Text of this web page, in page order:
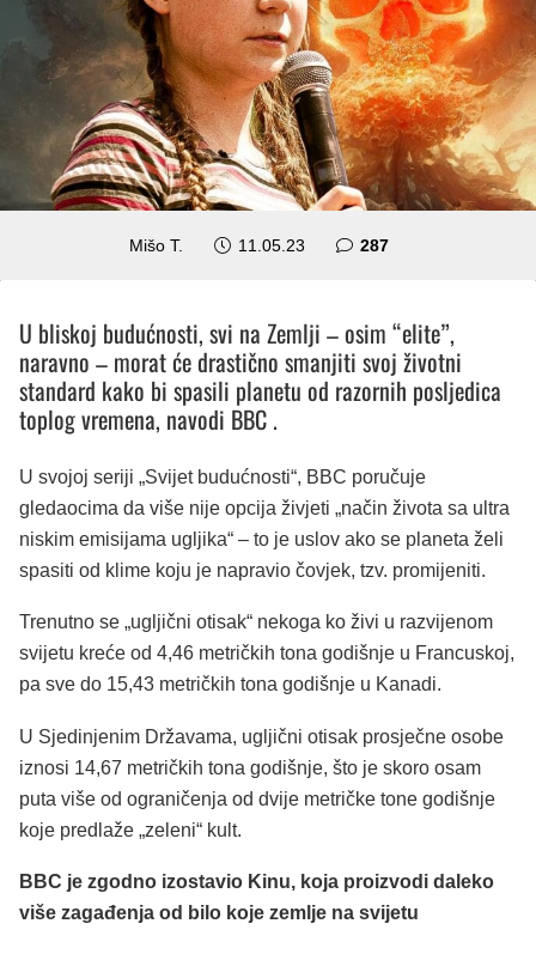
Mišo T. 11.05.23 287komentara
U bliskoj budućnosti, svi na Zemlji – osim “elite”,
naravno – morat će drastično smanjiti svoj životni
standard kako bi spasili planetu od razornih posljedica
toplog vremena, navodi BBC .
U svojoj seriji „Svijet budućnosti“, BBC poručuje
gledaocima da više nije opcija živjeti „način života sa ultra
niskim emisijama ugljika“ – to je uslov ako se planeta želi
spasiti od klime koju je napravio čovjek, tzv. promijeniti.
Trenutno se „ugljični otisak“ nekoga ko živi u razvijenom
svijetu kreće od 4,46 metričkih tona godišnje u Francuskoj,
pa sve do 15,43 metričkih tona godišnje u Kanadi.
U Sjedinjenim Državama, ugljični otisak prosječne osobe
iznosi 14,67 metričkih tona godišnje, što je skoro osam
puta više od ograničenja od dvije metričke tone godišnje
koje predlaže „zeleni“ kult.
BBC je zgodno izostavio Kinu, koja proizvodi daleko
više zagađenja od bilo koje zemlje na svijetu